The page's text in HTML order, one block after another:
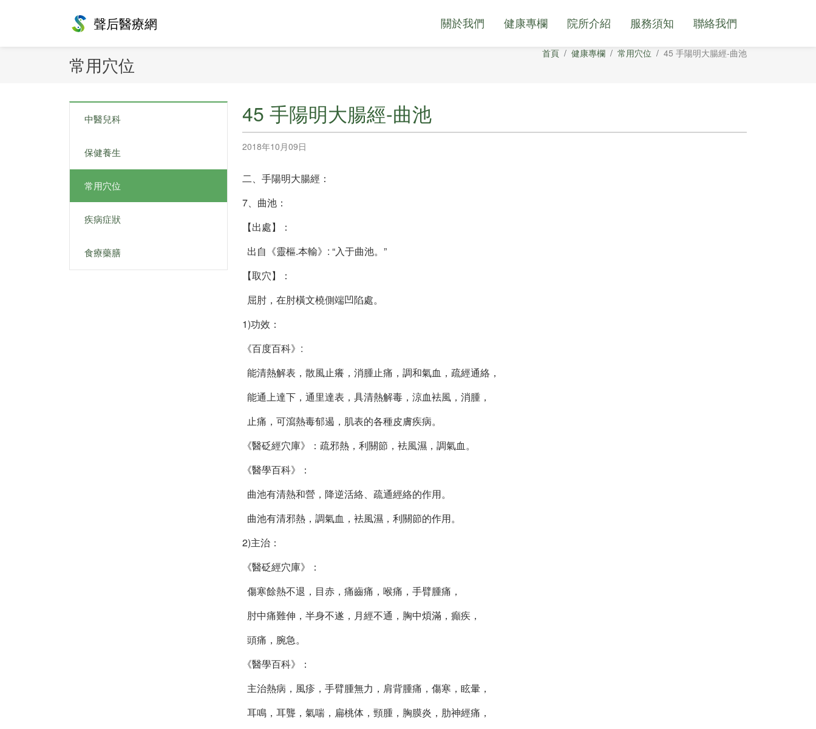
聲后醫療網 關於我們 健康專欄 院所介紹 服務須知 聯絡我們
常用穴位 首頁 健康專欄 常用穴位 45 手陽明大腸經-曲池
中醫兒科
保健養生
常用穴位
疾病症狀
食療藥膳
45 手陽明大腸經-曲池
2018年10月09日
二、手陽明大腸經：
7、曲池：
【出處】：
出自《靈樞.本輸》: “入于曲池。”
【取穴】：
屈肘，在肘橫文橈側端凹陷處。
1)功效：
《百度百科》:
能清熱解表，散風止癢，消腫止痛，調和氣血，疏經通絡，
能通上達下，通里達表，具清熱解毒，涼血袪風，消腫，
止痛，可瀉熱毒郁遏，肌表的各種皮膚疾病。
《醫砭經穴庫》：疏邪熱，利關節，袪風濕，調氣血。
《醫學百科》：
曲池有清熱和營，降逆活絡、疏通經絡的作用。
曲池有清邪熱，調氣血，袪風濕，利關節的作用。
2)主治：
《醫砭經穴庫》：
傷寒餘熱不退，目赤，痛齒痛，喉痛，手臂腫痛，
肘中痛難伸，半身不遂，月經不通，胸中煩滿，癲疾，
頭痛，腕急。
《醫學百科》：
主治熱病，風疹，手臂腫無力，肩背腫痛，傷寒，眩暈，
耳鳴，耳聾，氣喘，扁桃体，頸腫，胸膜炎，肋神經痛，